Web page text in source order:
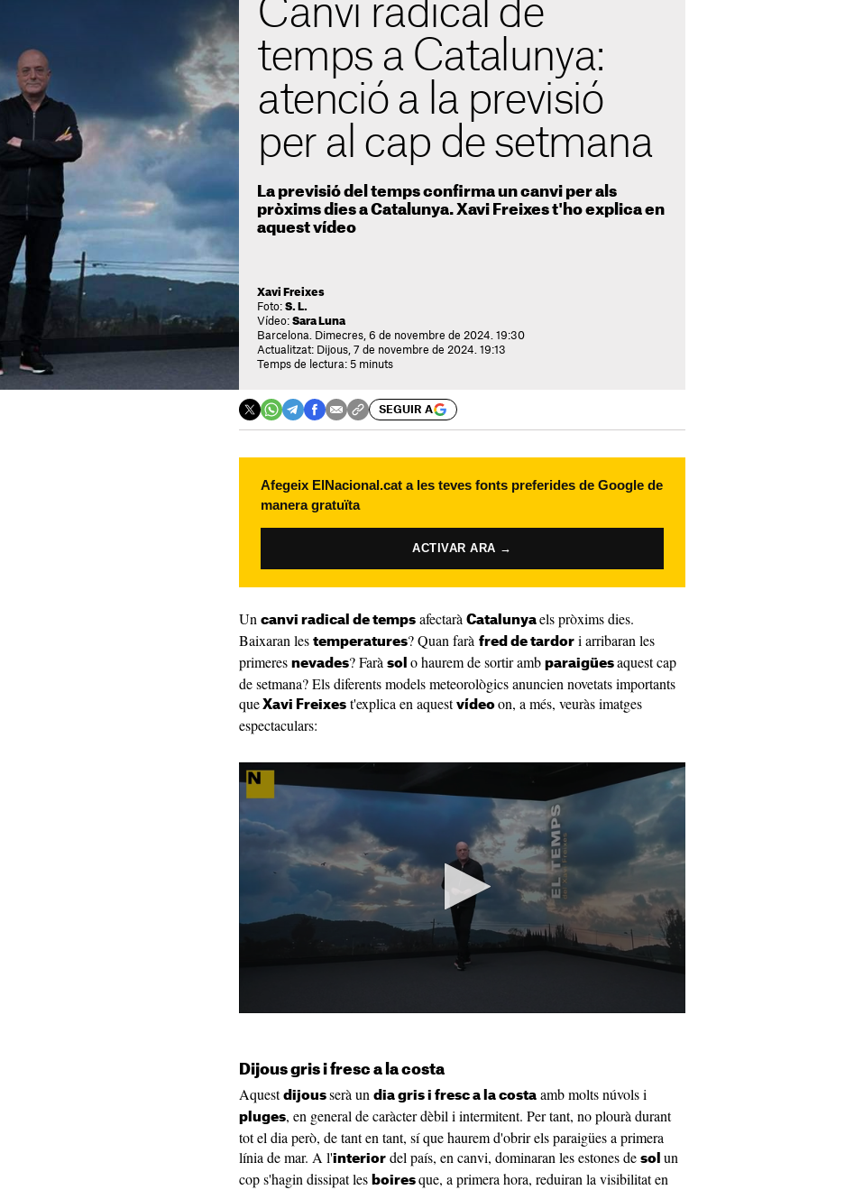
Canvi radical de
temps a Catalunya:
atenció a la previsió
per al cap de setmana
La previsió del temps confirma un canvi per als
pròxims dies a Catalunya. Xavi Freixes t'ho explica en
aquest vídeo
Xavi Freixes
Foto: S. L.
Vídeo: Sara Luna
Barcelona. Dimecres, 6 de novembre de 2024. 19:30
Actualitzat: Dijous, 7 de novembre de 2024. 19:13
Temps de lectura: 5 minuts
SEGUIR A
Afegeix ElNacional.cat a les teves fonts preferides de Google de
manera gratuïta
ACTIVAR ARA →
Un canvi radical de temps afectarà Catalunya els pròxims dies.
Baixaran les temperatures? Quan farà fred de tardor i arribaran les
primeres nevades? Farà sol o haurem de sortir amb paraigües aquest cap
de setmana? Els diferents models meteorològics anuncien novetats importants
que Xavi Freixes t'explica en aquest vídeo on, a més, veuràs imatges
espectaculars:
Dijous gris i fresc a la costa
Aquest dijous serà un dia gris i fresc a la costa amb molts núvols i
pluges, en general de caràcter dèbil i intermitent. Per tant, no plourà durant
tot el dia però, de tant en tant, sí que haurem d'obrir els paraigües a primera
línia de mar. A l'interior del país, en canvi, dominaran les estones de sol un
cop s'hagin dissipat les boires que, a primera hora, reduiran la visibilitat en